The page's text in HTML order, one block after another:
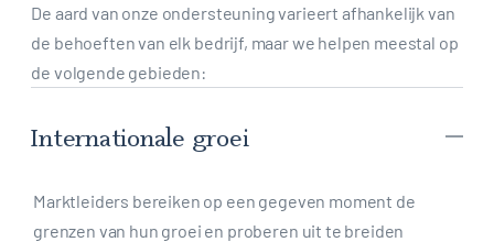
De aard van onze ondersteuning varieert afhankelijk van
de behoeften van elk bedrijf, maar we helpen meestal op
de volgende gebieden:
Internationale groei
Marktleiders bereiken op een gegeven moment de
grenzen van hun groei en proberen uit te breiden